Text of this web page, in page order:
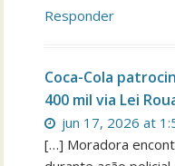
Responder
Coca-Cola
400 mil via Lei
jun 17, 2026 at
[…] Moradora